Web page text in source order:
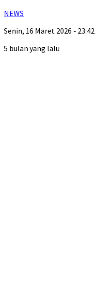
NEWS
Senin, 16 Maret 2026 - 23:42
5 bulan yang lalu